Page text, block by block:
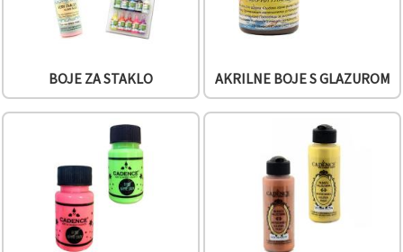
BOJE ZA STAKLO AKRILNE BOJE S GLAZUROM